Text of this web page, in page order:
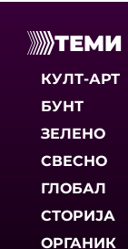
ТЕМИ
КУЛТ-АРТ
БУНТ
ЗЕЛЕНО
СВЕСНО
ГЛОБАЛ
СТОРИЈА
ОРГАНИК